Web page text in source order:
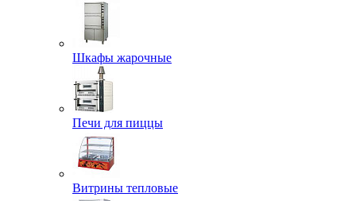
Шкафы жарочные
Печи для пиццы
Витрины тепловые